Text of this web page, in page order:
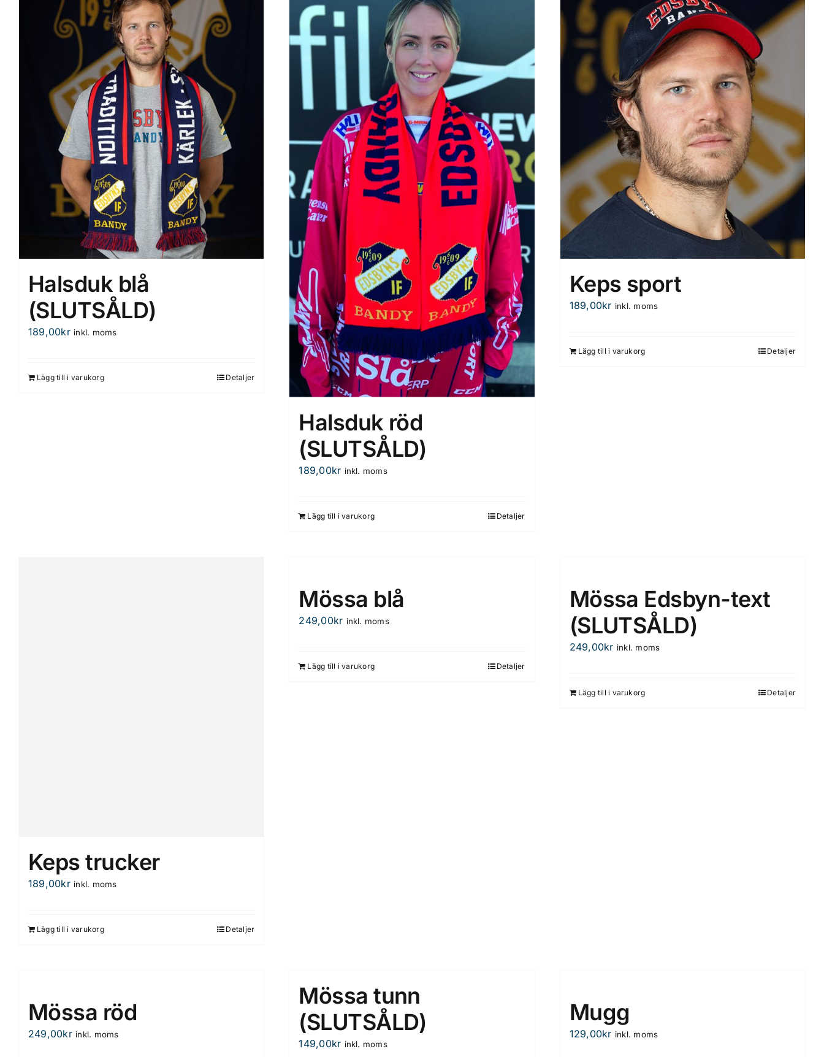
Halsduk blå
(SLUTSÅLD)
189,00kr inkl. moms
Lägg till i varukorg Detaljer
Halsduk röd
(SLUTSÅLD)
189,00kr inkl. moms
Lägg till i varukorg Detaljer
Keps sport
189,00kr inkl. moms
Lägg till i varukorg Detaljer
Keps trucker
189,00kr inkl. moms
Lägg till i varukorg Detaljer
Mössa blå
249,00kr inkl. moms
Lägg till i varukorg Detaljer
Mössa Edsbyn-text
(SLUTSÅLD)
249,00kr inkl. moms
Lägg till i varukorg Detaljer
Mössa röd
249,00kr inkl. moms
Mössa tunn
(SLUTSÅLD)
149,00kr inkl. moms
Mugg
129,00kr inkl. moms